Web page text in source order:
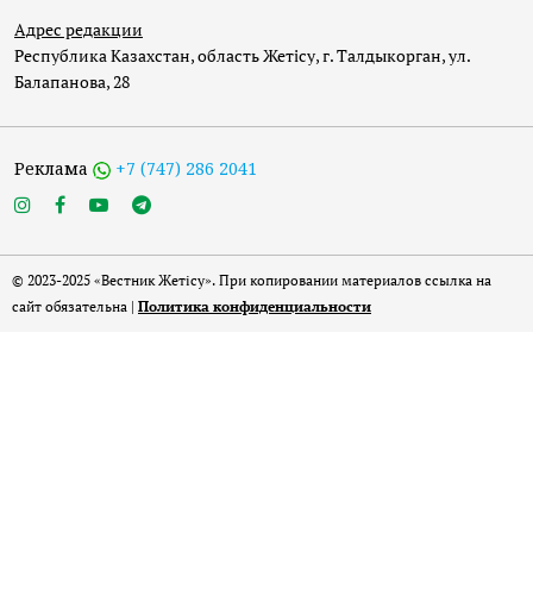
Адрес редакции
Республика Казахстан, область Жетісу, г. Талдыкорган, ул.
Балапанова, 28
Реклама +7 (747) 286 2041
© 2023-2025 «Вестник Жетісу». При копировании материалов ссылка на
сайт обязательна | Политика конфиденциальности